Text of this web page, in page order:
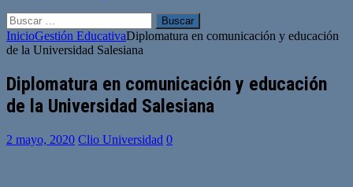
Buscar:
InicioGestión EducativaDiplomatura en comunicación y educación
de la Universidad Salesiana
Diplomatura en comunicación y educación
de la Universidad Salesiana
2 mayo, 2020 Clio Universidad 0